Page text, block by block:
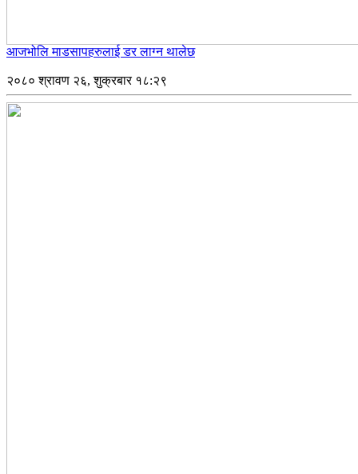
आजभोलि माडसापहरुलाई डर लाग्न थालेछ
२०८० श्रावण २६, शुक्रबार १८:२९